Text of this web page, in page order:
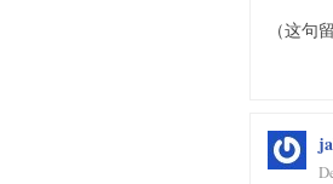
（这句